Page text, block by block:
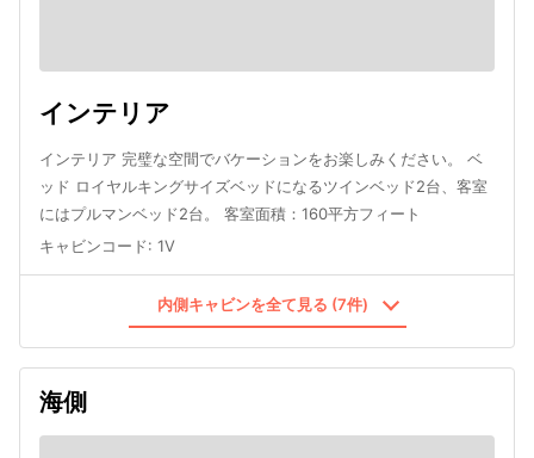
インテリア
インテリア 完璧な空間でバケーションをお楽しみください。 ベ
ッド ロイヤルキングサイズベッドになるツインベッド2台、客室
にはプルマンベッド2台。 客室面積：160平方フィート
キャビンコード: 1V
内側キャビンを全て見る (7件)
海側